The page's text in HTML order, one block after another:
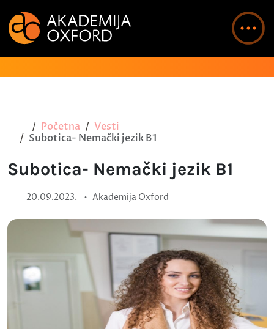
Početna
Vesti
Subotica- Nemački jezik B1
Subotica- Nemački jezik B1
20.09.2023. • Akademija Oxford